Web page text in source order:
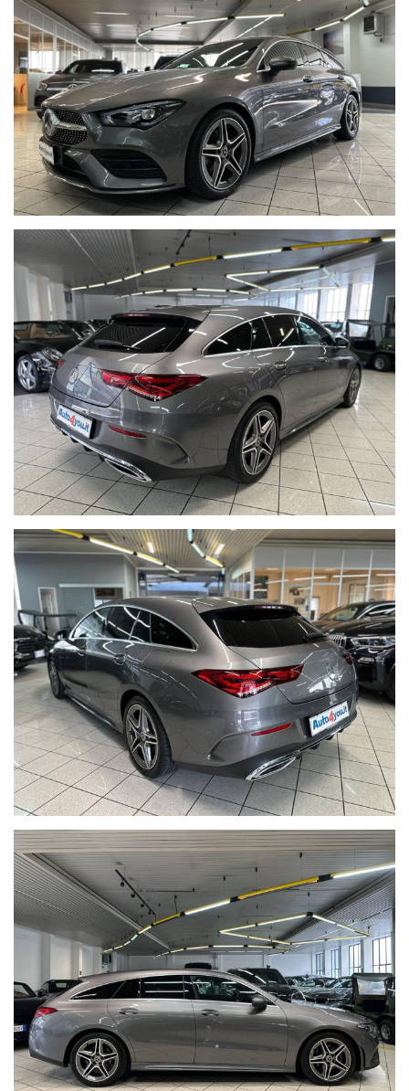
Fari Full Led
Luci interne con scelta del colore
Pedaliera sportiva in alluminio
Cruise control
Comando vocale
Schermo conducente digitale
Freno di stazionamento elettrico
Elementi interni in alcantara neri
Selettore modalità di guida
Avviamento senza chiave
Decorazioni interne in piano Black
Bracciolo
Battitacco in alluminio
Pneumatici estivi BridgestoneTuranza 225/45 R18 91W
al 80%
Preventivi di finanziamento personalizzati e polizze assicurative
su misura a richiesta
I Km delle nostre auto sono indicati nel contratto di vendita,
nella fattura e nel documento di garanzia.
WE SPEAK ENGLISH,
NOUS PARLONS FRANÇAIS